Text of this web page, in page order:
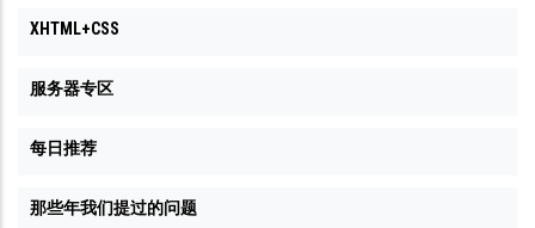
XHTML+CSS
服务器专区
每日推荐
那些年我们提过的问题